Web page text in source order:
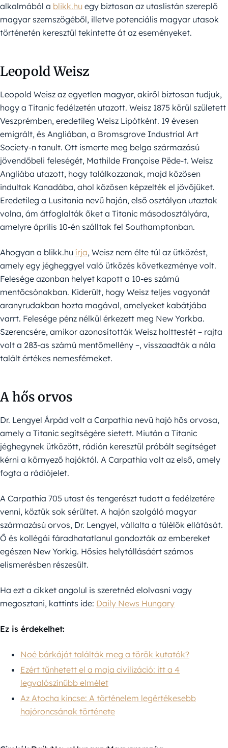
alkalmából a blikk.hu egy biztosan az utaslistán szereplő
magyar szemszögéből, illetve potenciális magyar utasok
történetén keresztül tekintette át az eseményeket.
Leopold Weisz
Leopold Weisz az egyetlen magyar, akiről biztosan tudjuk,
hogy a Titanic fedélzetén utazott. Weisz 1875 körül született
Veszprémben, eredetileg Weisz Lipótként. 19 évesen
emigrált, és Angliában, a Bromsgrove Industrial Art
Society-n tanult. Ott ismerte meg belga származású
jövendőbeli feleségét, Mathilde Françoise Pëde-t. Weisz
Angliába utazott, hogy találkozzanak, majd közösen
indultak Kanadába, ahol közösen képzelték el jövőjüket.
Eredetileg a Lusitania nevű hajón, első osztályon utaztak
volna, ám átfoglalták őket a Titanic másodosztályára,
amelyre április 10-én szálltak fel Southamptonban.
Ahogyan a blikk.hu írja, Weisz nem élte túl az ütközést,
amely egy jégheggyel való ütközés következménye volt.
Felesége azonban helyet kapott a 10-es számú
mentőcsónakban. Kiderült, hogy Weisz teljes vagyonát
aranyrudakban hozta magával, amelyeket kabátjába
varrt. Felesége pénz nélkül érkezett meg New Yorkba.
Szerencsére, amikor azonosították Weisz holttestét – rajta
volt a 283-as számú mentőmellény –, visszaadták a nála
talált értékes nemesfémeket.
A hős orvos
Dr. Lengyel Árpád volt a Carpathia nevű hajó hős orvosa,
amely a Titanic segítségére sietett. Miután a Titanic
jéghegynek ütközött, rádión keresztül próbált segítséget
kérni a környező hajóktól. A Carpathia volt az első, amely
fogta a rádiójelet.
A Carpathia 705 utast és tengerészt tudott a fedélzetére
venni, köztük sok sérültet. A hajón szolgáló magyar
származású orvos, Dr. Lengyel, vállalta a túlélők ellátását.
Ő és kollégái fáradhatatlanul gondozták az embereket
egészen New Yorkig. Hősies helytállásáért számos
elismerésben részesült.
Ha ezt a cikket angolul is szeretnéd elolvasni vagy
megosztani, kattints ide: Daily News Hungary
Ez is érdekelhet:
Noé bárkáját találták meg a török kutatók?
Ezért tűnhetett el a maja civilizáció: itt a 4
legvalószínűbb elmélet
Az Atocha kincse: A történelem legértékesebb
hajóroncsának története